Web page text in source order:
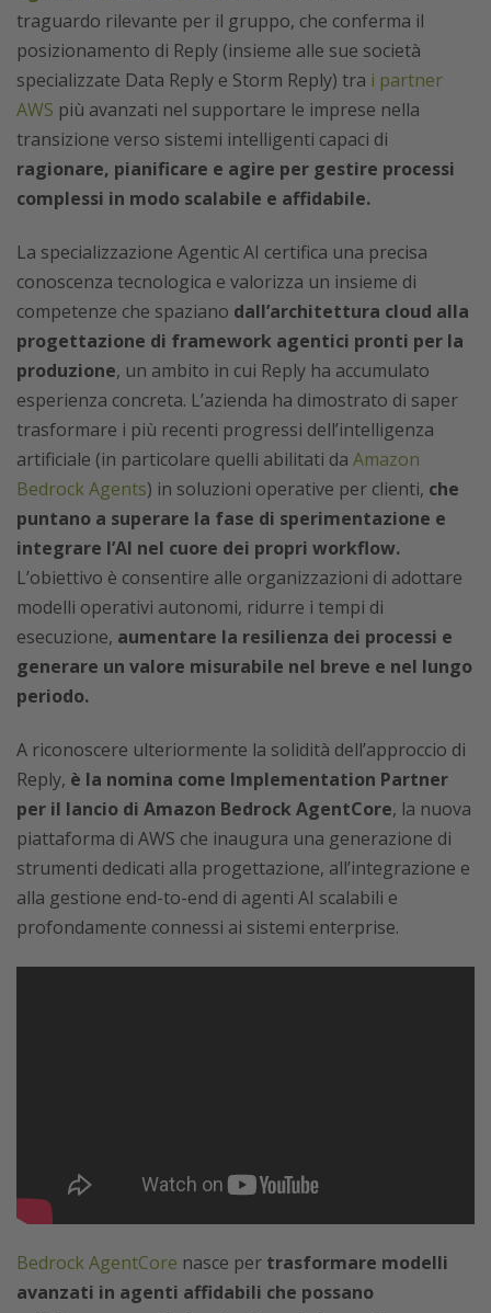
traguardo rilevante per il gruppo, che conferma il
posizionamento di Reply (insieme alle sue società
specializzate Data Reply e Storm Reply) tra i partner
AWS più avanzati nel supportare le imprese nella
transizione verso sistemi intelligenti capaci di
ragionare, pianificare e agire per gestire processi
complessi in modo scalabile e affidabile.
La specializzazione Agentic AI certifica una precisa
conoscenza tecnologica e valorizza un insieme di
competenze che spaziano dall’architettura cloud alla
progettazione di framework agentici pronti per la
produzione, un ambito in cui Reply ha accumulato
esperienza concreta. L’azienda ha dimostrato di saper
trasformare i più recenti progressi dell’intelligenza
artificiale (in particolare quelli abilitati da Amazon
Bedrock Agents) in soluzioni operative per clienti, che
puntano a superare la fase di sperimentazione e
integrare l’AI nel cuore dei propri workflow.
L’obiettivo è consentire alle organizzazioni di adottare
modelli operativi autonomi, ridurre i tempi di
esecuzione, aumentare la resilienza dei processi e
generare un valore misurabile nel breve e nel lungo
periodo.
A riconoscere ulteriormente la solidità dell’approccio di
Reply, è la nomina come Implementation Partner
per il lancio di Amazon Bedrock AgentCore, la nuova
piattaforma di AWS che inaugura una generazione di
strumenti dedicati alla progettazione, all’integrazione e
alla gestione end-to-end di agenti AI scalabili e
profondamente connessi ai sistemi enterprise.
Bedrock AgentCore nasce per trasformare modelli
avanzati in agenti affidabili che possano